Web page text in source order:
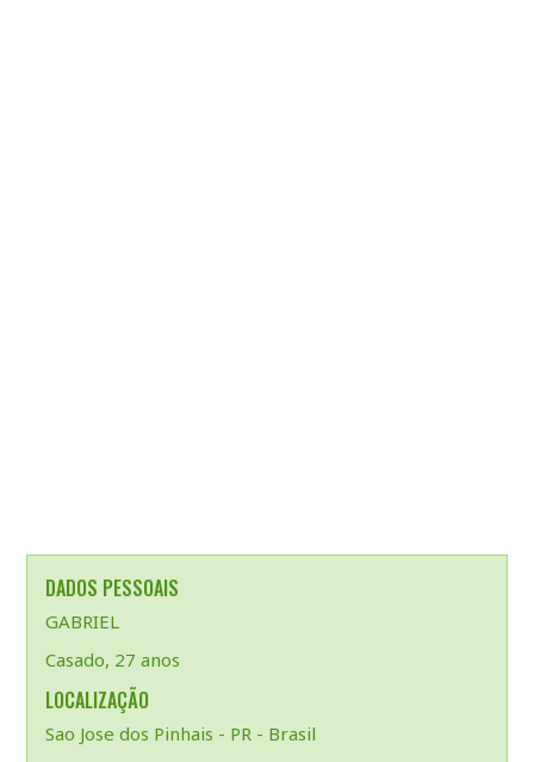
DADOS PESSOAIS
GABRIEL
Casado, 27 anos
LOCALIZAÇÃO
Sao Jose dos Pinhais - PR - Brasil